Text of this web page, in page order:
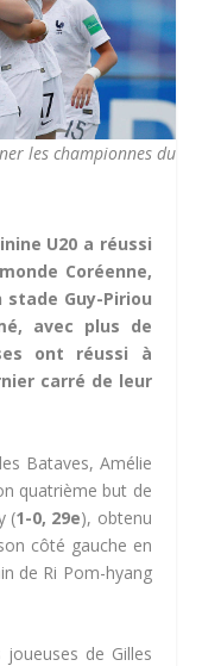
les championnes du
U20 a réussi
Coréenne,
Guy-Piriou
avec plus de
ont réussi à
carré de leur
Bataves, Amélie
quatrième but de
(1-0, 29e), obtenu
côté gauche en
de Ri Pom-hyang
de Gilles